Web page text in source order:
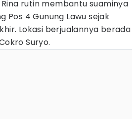
rutin membantu suaminya
Pos 4 Gunung Lawu sejak
Lokasi berjualannya berada
Suryo.